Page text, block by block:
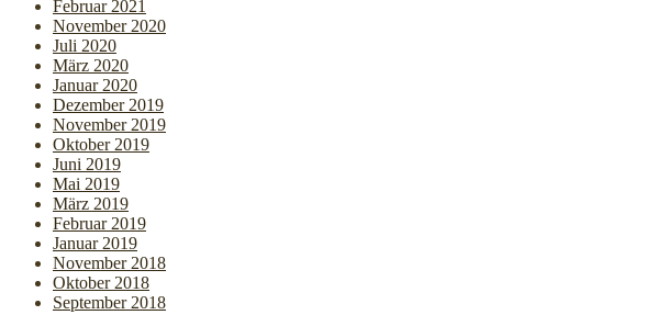
Februar 2021
November 2020
Juli 2020
März 2020
Januar 2020
Dezember 2019
November 2019
Oktober 2019
Juni 2019
Mai 2019
März 2019
Februar 2019
Januar 2019
November 2018
Oktober 2018
September 2018